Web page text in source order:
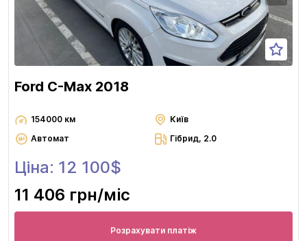
Ford C-Max 2018
154000 км
Київ
Автомат
Гібрид, 2.0
Ціна: 12 100$
11 406 грн/міс
Розрахувати платіж